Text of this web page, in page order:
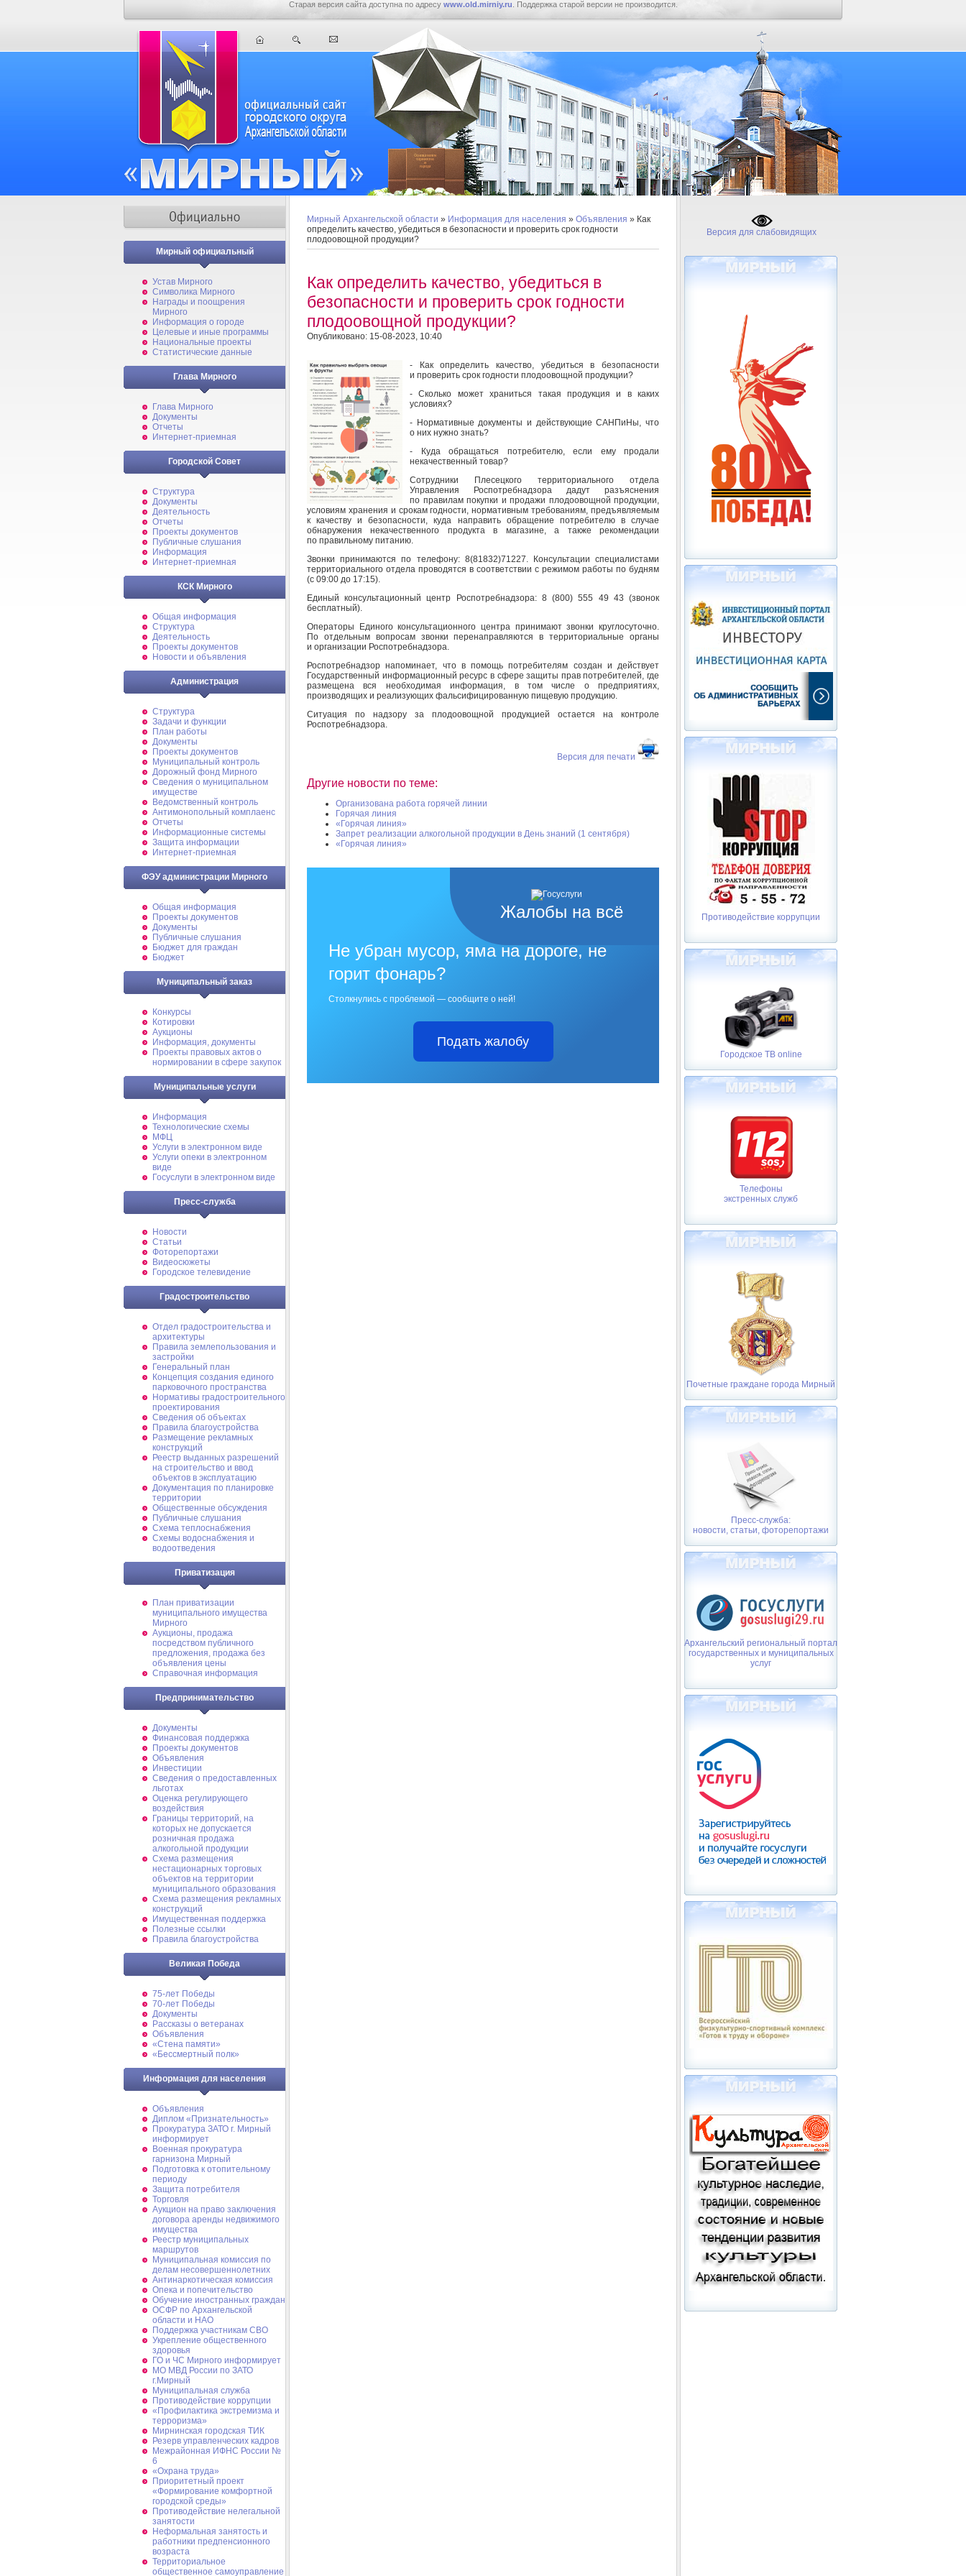
Старая версия сайта доступна по адресу www.old.mirniy.ru . Поддержка старой версии не производится.
Мирный официальный
Устав Мирного
Символика Мирного
Награды и поощрения
Мирного
Информация о городе
Целевые и иные программы
Национальные проекты
Статистические данные
Глава Мирного
Глава Мирного
Документы
Отчеты
Интернет-приемная
Городской Совет
Структура
Документы
Деятельность
Отчеты
Проекты документов
Публичные слушания
Информация
Интернет-приемная
КСК Мирного
Общая информация
Структура
Деятельность
Проекты документов
Новости и объявления
Администрация
Структура
Задачи и функции
План работы
Документы
Проекты документов
Муниципальный контроль
Дорожный фонд Мирного
Cведения о муниципальном
имуществе
Ведомственный контроль
Антимонопольный комплаенс
Отчеты
Информационные системы
Защита информации
Интернет-приемная
ФЭУ администрации Мирного
Общая информация
Проекты документов
Документы
Публичные слушания
Бюджет для граждан
Бюджет
Муниципальный заказ
Конкурсы
Котировки
Аукционы
Информация, документы
Проекты правовых актов о
нормировании в сфере закупок
Муниципальные услуги
Информация
Технологические схемы
МФЦ
Услуги в электронном виде
Услуги опеки в электронном
виде
Госуслуги в электронном виде
Пресс-служба
Новости
Статьи
Фоторепортажи
Видеосюжеты
Городское телевидение
Градостроительство
Отдел градостроительства и
архитектуры
Правила землепользования и
застройки
Генеральный план
Концепция создания единого
парковочного пространства
Нормативы градостроительного
проектирования
Сведения об объектах
Правила благоустройства
Размещение рекламных
конструкций
Реестр выданных разрешений
на строительство и ввод
объектов в эксплуатацию
Документация по планировке
территории
Общественные обсуждения
Публичные слушания
Схема теплоснабжения
Схемы водоснабжения и
водоотведения
Приватизация
План приватизации
муниципального имущества
Мирного
Аукционы, продажа
посредством публичного
предложения, продажа без
объявления цены
Справочная информация
Предпринимательство
Документы
Финансовая поддержка
Проекты документов
Объявления
Инвестиции
Сведения о предоставленных
льготах
Оценка регулирующего
воздействия
Границы территорий, на
которых не допускается
розничная продажа
алкогольной продукции
Схема размещения
нестационарных торговых
объектов на территории
муниципального образования
Схема размещения рекламных
конструкций
Имущественная поддержка
Полезные ссылки
Правила благоустройства
Великая Победа
75-лет Победы
70-лет Победы
Документы
Рассказы о ветеранах
Объявления
«Стена памяти»
«Бессмертный полк»
Информация для населения
Объявления
Диплом «Признательность»
Прокуратура ЗАТО г. Мирный
информирует
Военная прокуратура
гарнизона Мирный
Подготовка к отопительному
периоду
Защита потребителя
Торговля
Аукцион на право заключения
договора аренды недвижимого
имущества
Реестр муниципальных
маршрутов
Муниципальная комиссия по
делам несовершеннолетних
Антинаркотическая комиссия
Опека и попечительство
Обучение иностранных граждан
ОСФР по Архангельской
области и НАО
Поддержка участникам СВО
Укрепление общественного
здоровья
ГО и ЧС Мирного информирует
МО МВД России по ЗАТО
г.Мирный
Муниципальная cлужба
Противодействие коррупции
«Профилактика экстремизма и
терроризма»
Мирнинская городская ТИК
Резерв управленческих кадров
Межрайонная ИФНС России №
6
«Охрана труда»
Приоритетный проект
«Формирование комфортной
городской среды»
Противодействие нелегальной
занятости
Неформальная занятость и
работники предпенсионного
возраста
Территориальное
общественное самоуправление
Мирный Архангельской области » Информация для населения » Объявления » Как
определить качество, убедиться в безопасности и проверить срок годности
плодоовощной продукции?
Как определить качество, убедиться в
безопасности и проверить срок годности
плодоовощной продукции?
Опубликовано: 15-08-2023, 10:40
- Как определить качество, убедиться в безопасности
и проверить срок годности плодоовощной продукции?
- Сколько может храниться такая продукция и в каких
условиях?
- Нормативные документы и действующие САНПиНы, что
о них нужно знать?
- Куда обращаться потребителю, если ему продали
некачественный товар?
Сотрудники Плесецкого территориального отдела
Управления Роспотребнадзора дадут разъяснения
по правилам покупки и продажи плодоовощной продукции,
условиям хранения и срокам годности, нормативным требованиям, предъявляемым
к качеству и безопасности, куда направить обращение потребителю в случае
обнаружения некачественного продукта в магазине, а также рекомендации
по правильному питанию.
Звонки принимаются по телефону: 8(81832)71227. Консультации специалистами
территориального отдела проводятся в соответствии с режимом работы по будням
(с 09:00 до 17:15).
Единый консультационный центр Роспотребнадзора: 8 (800) 555 49 43 (звонок
бесплатный).
Операторы Единого консультационного центра принимают звонки круглосуточно.
По отдельным вопросам звонки перенаправляются в территориальные органы
и организации Роспотребнадзора.
Роспотребнадзор напоминает, что в помощь потребителям создан и действует
Государственный информационный ресурс в сфере защиты прав потребителей, где
размещена вся необходимая информация, в том числе о предприятиях,
производящих и реализующих фальсифицированную пищевую продукцию.
Ситуация по надзору за плодоовощной продукцией остается на контроле
Роспотребнадзора.
Версия для печати
Другие новости по теме:
Организована работа горячей линии
Горячая линия
«Горячая линия»
Запрет реализации алкогольной продукции в День знаний (1 сентября)
«Горячая линия»
Жалобы на всё
Не убран мусор, яма на дороге, не
горит фонарь?
Столкнулись с проблемой — сообщите о ней!
Подать жалобу
Версия для слабовидящих
Противодействие коррупции
Городское ТВ online
Телефоны
экстренных служб
Почетные граждане города Мирный
Пресс-служба:
новости, статьи, фоторепортажи
Архангельский региональный портал
государственных и муниципальных
услуг